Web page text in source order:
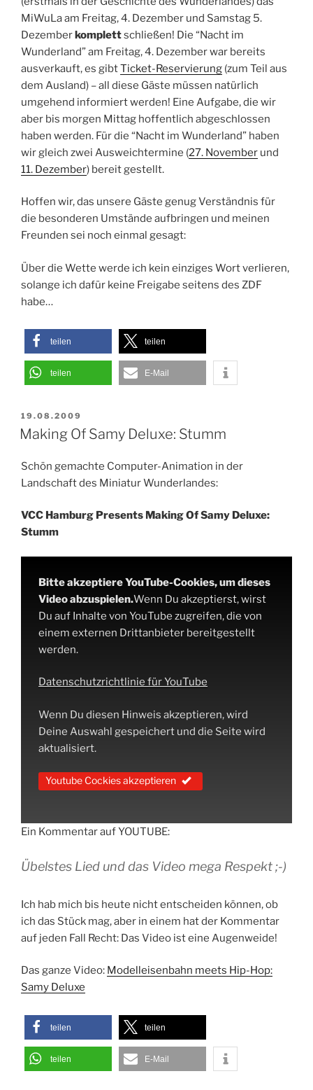
MiWuLa am Freitag, 4. Dezember und Samstag 5.
Dezemberkomplettschließen! Die “Nacht im
Wunderland” am Freitag, 4. Dezember war bereits
ausverkauft, es gibtTicket-Reservierung (zum Teil aus
dem Ausland) – all diese Gäste müssen natürlich
umgehend informiert werden! Eine Aufgabe, die wir
aber bis morgen Mittag hoffentlich abgeschlossen
haben werden. Für die “Nacht im Wunderland” haben
wir gleich zwei Ausweichtermine (27. November und
11. Dezember) bereit gestellt.
Hoffen wir, das unsere Gäste genug Verständnis für
die besonderen Umstände aufbringen und meinen
Freunden sei noch einmal gesagt:
Über die Wette werde ich kein einziges Wort verlieren,
solange ich dafür keine Freigabe seitens des ZDF
habe…
teilen teilen
teilen E-Mail
VERÖFFENTLICHT
AM
19.08.2009
Making Of Samy Deluxe: Stumm
Schön gemachte Computer-Animation in der
Landschaft des Miniatur Wunderlandes:
VCC Hamburg Presents Making Of Samy Deluxe:
Stumm
Bitte akzeptiere YouTube-Cookies, um dieses
Video abzuspielen.Wenn Du akzeptierst, wirst
Du auf Inhalte von YouTube zugreifen, die von
einem externen Drittanbieter bereitgestellt
werden.
Datenschutzrichtlinie für YouTube
Wenn Du diesen Hinweis akzeptieren, wird
Deine Auswahl gespeichert und die Seite wird
aktualisiert.
Youtube Cockies akzeptieren
Ein Kommentar auf YOUTUBE:
Übelstes Lied und das Video mega Respekt ;-)
Ich hab mich bis heute nicht entscheiden können, ob
ich das Stück mag, aber in einem hat der Kommentar
auf jeden Fall Recht: Das Video ist eine Augenweide!
Das ganze Video: Modelleisenbahn meets Hip-Hop:
Samy Deluxe
teilen teilen
teilen E-Mail